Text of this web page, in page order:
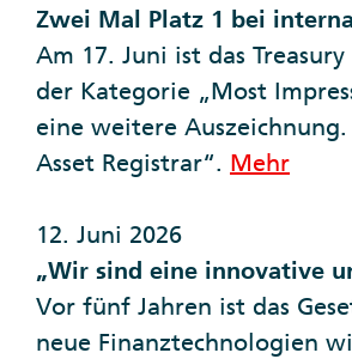
Zwei Mal Platz 1 bei
Am 17. Juni ist das
der Kategorie „Most
eine weitere
Asset Registrar“. Mehr
12. Juni 2026
„Wir sind eine innovative
Vor fünf Jahren ist das
neue Finanztechnologien